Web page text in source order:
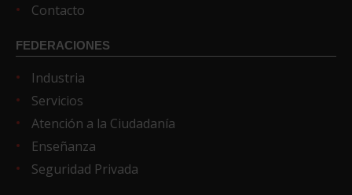
Contacto
FEDERACIONES
Industria
Servicios
Atención a la Ciudadanía
Enseñanza
Seguridad Privada